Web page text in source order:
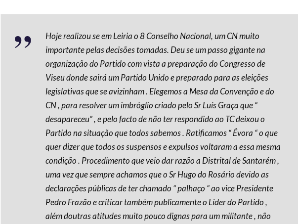
Hoje realizou se em Leiria o 8 Conselho Nacional, um CN muito
importante pelas decisões tomadas. Deu se um passo gigante na
organização do Partido com vista a preparação do Congresso de
Viseu donde sairá um Partido Unido e preparado para as eleições
legislativas que se avizinham . Elegemos a Mesa da Convenção e do
CN , para resolver um imbróglio criado pelo Sr Luís Graça que “
desapareceu” , e pelo facto de não ter respondido ao TC deixou o
Partido na situação que todos sabemos . Ratificamos “ Évora “ o que
quer dizer que todos os suspensos e expulsos voltaram a essa mesma
condição . Procedimento que veio dar razão a Distrital de Santarém ,
uma vez que sempre achamos que o Sr Hugo do Rosário devido as
declarações públicas de ter chamado “ palhaço “ ao vice Presidente
Pedro Frazão e criticar também publicamente o Líder do Partido ,
além doutras atitudes muito pouco dignas para um militante , não